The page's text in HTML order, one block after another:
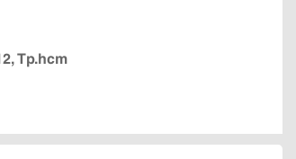
Tp.hcm